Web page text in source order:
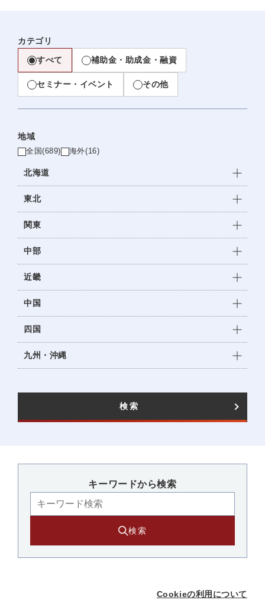
カテゴリ
すべて
補助金・助成金・融資
セミナー・イベント その他
地域
全国(689) 海外(16)
北海道
東北
関東
中部
近畿
中国
四国
九州・沖縄
検索
キーワードから検索​
検索
Cookieの利用について